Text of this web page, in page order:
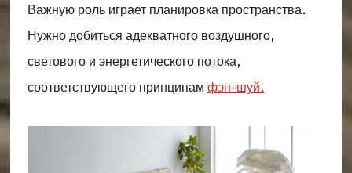
Важную роль играет планировка пространства.
Нужно добиться адекватного воздушного,
светового и энергетического потока,
соответствующего принципам фэн-шуй.